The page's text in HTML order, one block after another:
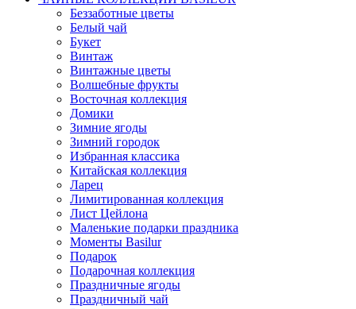
Беззаботные цветы
Белый чай
Букет
Винтаж
Винтажные цветы
Волшебные фрукты
Восточная коллекция
Домики
Зимние ягоды
Зимний городок
Избранная классика
Китайская коллекция
Ларец
Лимитированная коллекция
Лист Цейлона
Маленькие подарки праздника
Моменты Basilur
Подарок
Подарочная коллекция
Праздничные ягоды
Праздничный чай